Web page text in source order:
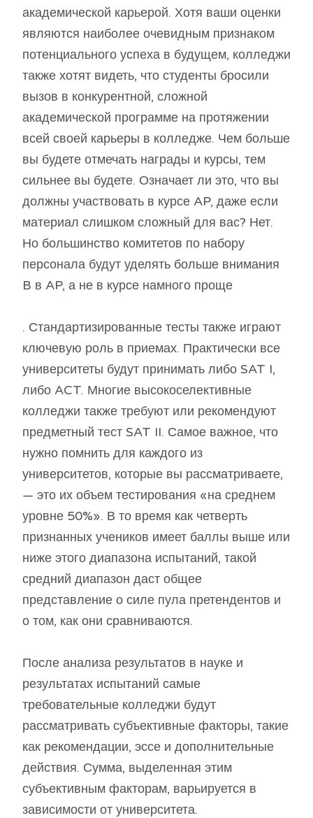
академической карьерой. Хотя ваши оценки
являются наиболее очевидным признаком
потенциального успеха в будущем, колледжи
также хотят видеть, что студенты бросили
вызов в конкурентной, сложной
академической программе на протяжении
всей своей карьеры в колледже. Чем больше
вы будете отмечать награды и курсы, тем
сильнее вы будете. Означает ли это, что вы
должны участвовать в курсе AP, даже если
материал слишком сложный для вас? Нет.
Но большинство комитетов по набору
персонала будут уделять больше внимания
B в AP, а не в курсе намного проще
. Стандартизированные тесты также играют
ключевую роль в приемах. Практически все
университеты будут принимать либо SAT I,
либо ACT. Многие высокоселективные
колледжи также требуют или рекомендуют
предметный тест SAT II. Самое важное, что
нужно помнить для каждого из
университетов, которые вы рассматриваете,
— это их объем тестирования «на среднем
уровне 50%». В то время как четверть
признанных учеников имеет баллы выше или
ниже этого диапазона испытаний, такой
средний диапазон даст общее
представление о силе пула претендентов и
о том, как они сравниваются.
После анализа результатов в науке и
результатах испытаний самые
требовательные колледжи будут
рассматривать субъективные факторы, такие
как рекомендации, эссе и дополнительные
действия. Сумма, выделенная этим
субъективным факторам, варьируется в
зависимости от университета.